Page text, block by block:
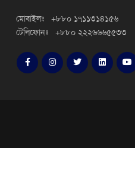
মোবাইলঃ +৮৮০ ১৭১১৩১৪১৫৬
টেলিফোনঃ +৮৮০ ২২২৬৬৬৫৫৩৩